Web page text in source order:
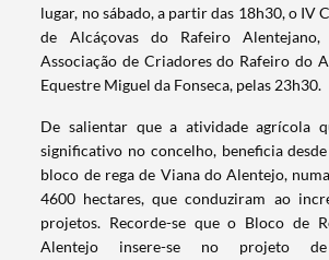
lugar, no sábado, a partir das 18h30, o IV
de Alcáçovas do Rafeiro
Associação de Criadores do Rafeiro do
Equestre Miguel da Fonseca, pelas 23h30.
De salientar que a atividade agrícola
significativo no concelho, beneficia
bloco de rega de Viana do Alentejo,
4600 hectares, que conduziram ao
projetos. Recorde-se que o Bloco de
Alentejo insere-se no projeto